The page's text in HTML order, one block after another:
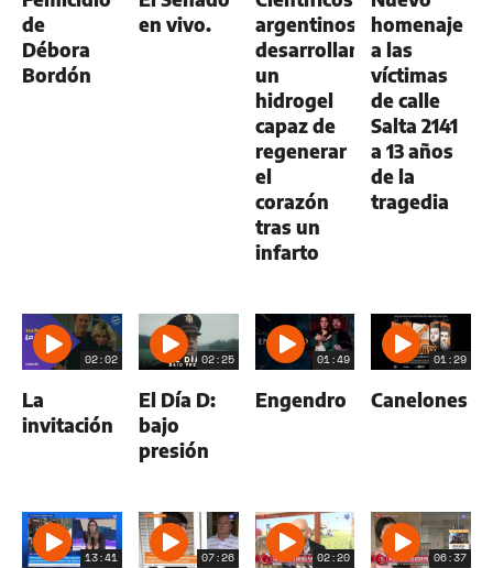
de
Débora
Bordón
en vivo.
argentinos
desarrollan
un
hidrogel
capaz de
regenerar
el
corazón
tras un
infarto
homenaje
a las
víctimas
de calle
Salta 2141
a 13 años
de la
tragedia
02:02
La
invitación
02:25
El Día D:
bajo
presión
01:49
Engendro
01:29
Canelones
13:41 07:26 02:20 06:37